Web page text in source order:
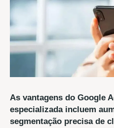
As vantagens do Google
especializada incluem
segmentação precisa de